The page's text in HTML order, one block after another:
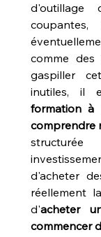
d'outillage
comme des
gaspiller
inutiles, il
formation à
comprendre
d'acheter
réellement
d'acheter
commencer